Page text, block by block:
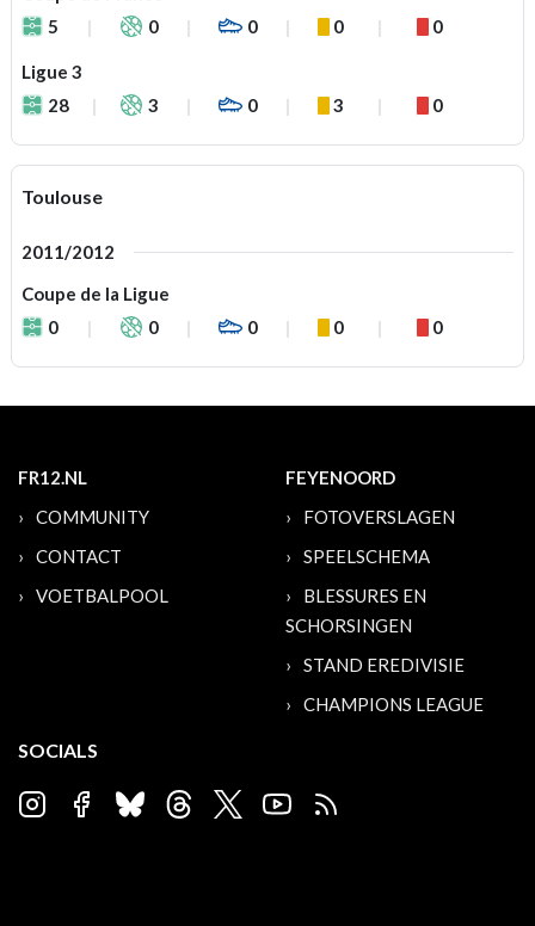
5
0 0 0 0
Ligue 3
28
3 0 3 0
Toulouse
2011/2012
Coupe de la Ligue
0
0 0 0 0
FR12.NL
COMMUNITY
CONTACT
VOETBALPOOL
FEYENOORD
FOTOVERSLAGEN
SPEELSCHEMA
BLESSURES EN
SCHORSINGEN
STAND EREDIVISIE
CHAMPIONS LEAGUE
SOCIALS